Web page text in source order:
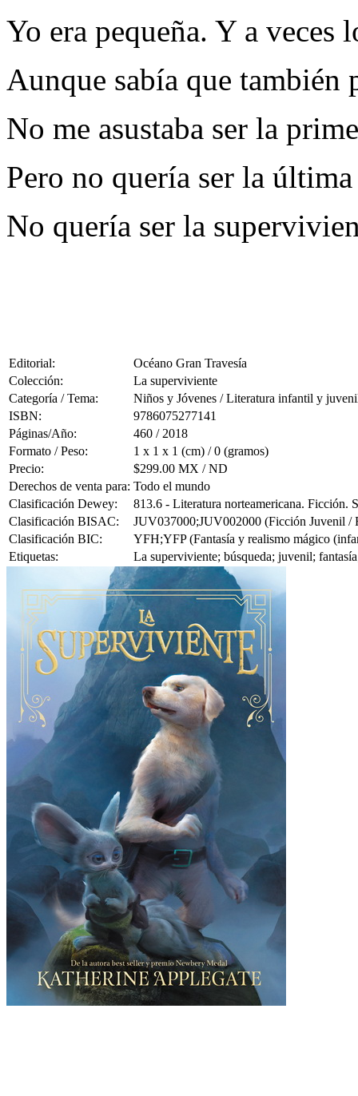
Yo era pequeña. Y a veces
Aunque sabía que también
No me asustaba ser la
Pero no quería ser la
No quería ser la
Editorial:
Océano Gran Travesía
Colección:
La superviviente
Categoría / Tema:
Niños y Jóvenes / Literatura infantil y
ISBN:
9786075277141
Páginas/Año:
460 / 2018
Formato / Peso:
1 x 1 x 1 (cm) / 0 (gramos)
Precio:
$299.00 MX / ND
Derechos de venta para: Todo el mundo
Clasificación Dewey:
813.6 - Literatura norteamericana. Ficción.
Clasificación BISAC:
JUV037000;JUV002000 (Ficción Juvenil /
Clasificación BIC:
YFH;YFP (Fantasía y realismo mágico
Etiquetas:
La superviviente; búsqueda; juvenil;